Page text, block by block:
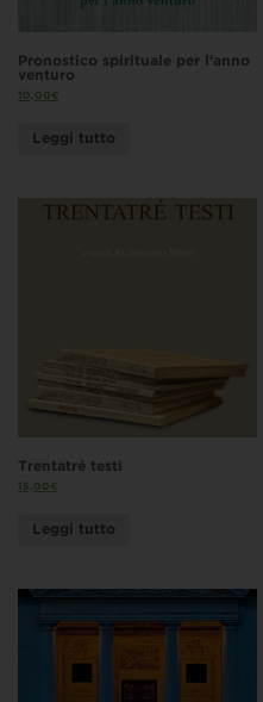
Pronostico spirituale per l’anno
venturo
10,00€
Leggi tutto
Trentatré testi
15,00€
Leggi tutto